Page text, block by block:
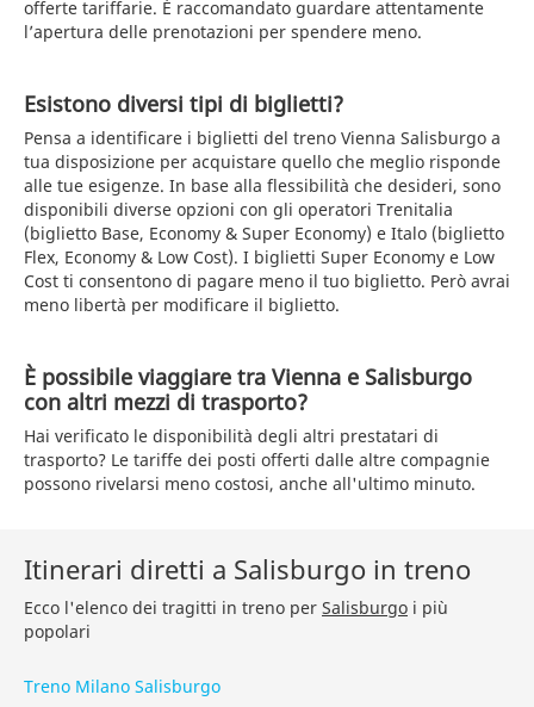
offerte tariffarie. È raccomandato guardare attentamente
l’apertura delle prenotazioni per spendere meno.
Esistono diversi tipi di biglietti?
Pensa a identificare i biglietti del treno Vienna Salisburgo a
tua disposizione per acquistare quello che meglio risponde
alle tue esigenze. In base alla flessibilità che desideri, sono
disponibili diverse opzioni con gli operatori Trenitalia
(biglietto Base, Economy & Super Economy) e Italo (biglietto
Flex, Economy & Low Cost). I biglietti Super Economy e Low
Cost ti consentono di pagare meno il tuo biglietto. Però avrai
meno libertà per modificare il biglietto.
È possibile viaggiare tra Vienna e Salisburgo
con altri mezzi di trasporto?
Hai verificato le disponibilità degli altri prestatari di
trasporto? Le tariffe dei posti offerti dalle altre compagnie
possono rivelarsi meno costosi, anche all'ultimo minuto.
Itinerari diretti a Salisburgo in treno
Ecco l'elenco dei tragitti in treno per Salisburgo i più
popolari
Treno Milano Salisburgo